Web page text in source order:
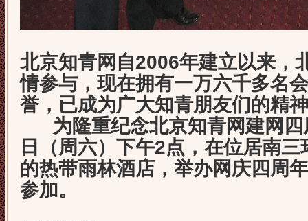
北京知青网自2006年建立以来，
情参与，现在拥有一万六千多名
誉，已成为广大知青朋友们的精
为隆重纪念北京知青网建网四
日（周六）下午2点，在位居南
的热带雨林酒店，举办网庆四周
参加。